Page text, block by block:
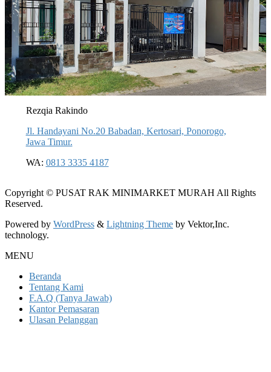
Rezqia Rakindo
Jl. Handayani No.20 Babadan, Kertosari, Ponorogo,
Jawa Timur.
WA: 0813 3335 4187
Copyright © PUSAT RAK MINIMARKET MURAH All Rights
Reserved.
Powered by WordPress & Lightning Theme by Vektor,Inc.
technology.
MENU
Beranda
Tentang Kami
F.A.Q (Tanya Jawab)
Kantor Pemasaran
Ulasan Pelanggan